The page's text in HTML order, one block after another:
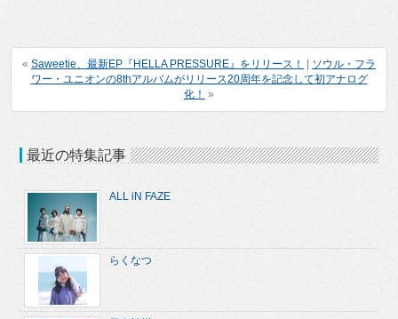
« Saweetie、最新EP『HELLA PRESSURE』をリリース！
ソウル・フラ
ワー・ユニオンの8thアルバムがリリース20周年を記念して初アナログ
化！ »
最近の特集記事
ALL iN FAZE
らくなつ